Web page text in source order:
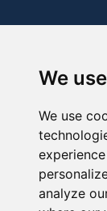
We
We use
analyze